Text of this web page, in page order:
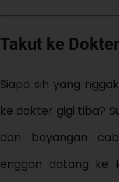
Takut ke
Siapa sih yang
ke dokter gigi tiba?
dan bayangan
enggan datang ke